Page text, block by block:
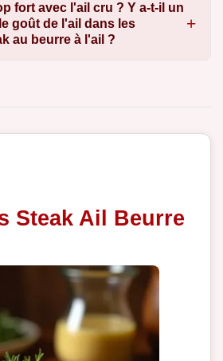
fort avec l'ail cru ? Y a-t-il un
goût de l'ail dans les
au beurre à l'ail ?
Steak Ail Beurre